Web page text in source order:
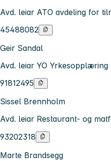
Avd. leiar ATO avdeling for
45488082
Geir Sandal
Avd. leiar YO
91812495
Sissel Brennholm
Avd. leiar Restaurant- og
93202318
Marte Brandsegg